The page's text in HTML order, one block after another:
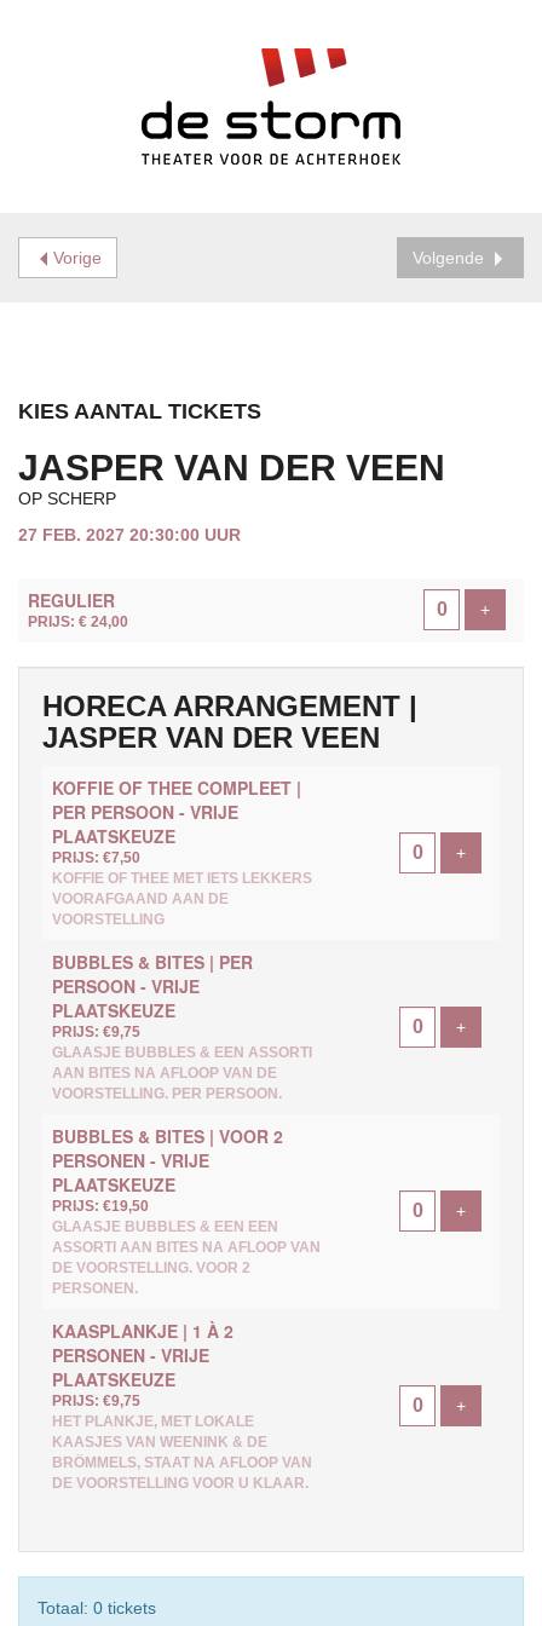
Vorige Volgende
KIES AANTAL TICKETS
JASPER VAN DER VEEN
OP SCHERP
27 FEB. 2027 20:30:00 UUR
REGULIER
PRIJS: € 24,00
+Voeg
HORECA ARRANGEMENT |
JASPER VAN DER VEEN
KOFFIE OF THEE COMPLEET |
PER PERSOON - VRIJE
PLAATSKEUZE
PRIJS: €7,50
KOFFIE OF THEE MET IETS LEKKERS
VOORAFGAAND AAN DE
VOORSTELLING
+Voeg
BUBBLES & BITES | PER
PERSOON - VRIJE
PLAATSKEUZE
PRIJS: €9,75
GLAASJE BUBBLES & EEN ASSORTI
AAN BITES NA AFLOOP VAN DE
VOORSTELLING. PER PERSOON.
+Voeg
BUBBLES & BITES | VOOR 2
PERSONEN - VRIJE
PLAATSKEUZE
PRIJS: €19,50
GLAASJE BUBBLES & EEN EEN
ASSORTI AAN BITES NA AFLOOP VAN
DE VOORSTELLING. VOOR 2
PERSONEN.
+Voeg
KAASPLANKJE | 1 À 2
PERSONEN - VRIJE
PLAATSKEUZE
PRIJS: €9,75
HET PLANKJE, MET LOKALE
KAASJES VAN WEENINK & DE
BRÖMMELS, STAAT NA AFLOOP VAN
DE VOORSTELLING VOOR U KLAAR.
+Voeg
Totaal: 0 tickets